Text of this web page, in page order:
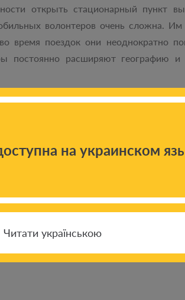
открыть стационарный пункт
волонтеров очень сложна. Им
время поездок они неоднократно
постоянно расширяют
на украинском
Читати українською